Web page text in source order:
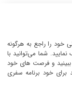
خود را راجع به هرگونه
شما می‌توانید با
ببینید و فرصت های خود
خود برنامه سفری